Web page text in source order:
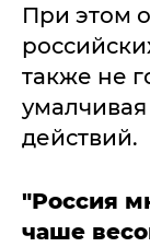
При этом
также не
действий.
"Россия
чаше